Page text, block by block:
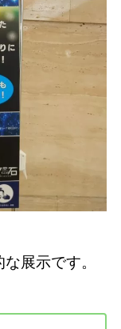
展示です。